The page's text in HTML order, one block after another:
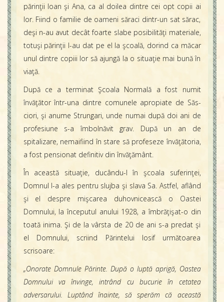
părinţii Ioan şi Ana, ca al doilea dintre cei opt copii ai
lor. Fiind o familie de oameni săraci dintr-un sat sărac,
deşi n-au avut decât foarte slabe posibilităţi materiale,
totuşi părinţii l-au dat pe el la şcoală, dorind ca măcar
unul dintre copiii lor să ajungă la o situaţie mai bună în
viaţă.
După ce a terminat Şcoala Normală a fost numit
învăţător într-una dintre comunele apropiate de Săs­
ciori, şi anume Strungari, unde numai după doi ani de
profesiune s-a îmbolnăvit grav. După un an de
spitalizare, nemaifiind în stare să profeseze învăţătoria,
a fost pensionat definitiv din învăţământ.
În această situaţie, ducându-l în şcoala suferinţei,
Domnul l-a ales pentru slujba şi slava Sa. Astfel, aflând
şi el despre mişcarea duhovnicească o Oastei
Domnului, la începutul anului 1928, a îmbrăţişat-o din
toată inima. Şi de la vârsta de 20 de ani s-a predat şi
el Domnului, scriind Părintelui Iosif următoarea
scrisoare:
„Onorate Domnule Părinte. După o luptă aprigă, Oastea
Domnului va învinge, intrând cu bucurie în cetatea
adversarului. Luptând înainte, să sperăm că această